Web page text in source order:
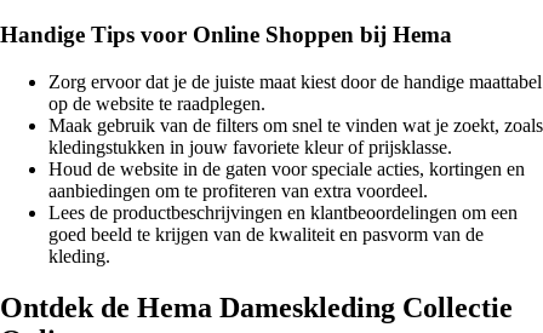
Handige Tips voor Online Shoppen bij Hema
Zorg ervoor dat je de juiste maat kiest door de handige maattabel
op de website te raadplegen.
Maak gebruik van de filters om snel te vinden wat je zoekt, zoals
kledingstukken in jouw favoriete kleur of prijsklasse.
Houd de website in de gaten voor speciale acties, kortingen en
aanbiedingen om te profiteren van extra voordeel.
Lees de productbeschrijvingen en klantbeoordelingen om een
goed beeld te krijgen van de kwaliteit en pasvorm van de
kleding.
Ontdek de Hema Dameskleding Collectie